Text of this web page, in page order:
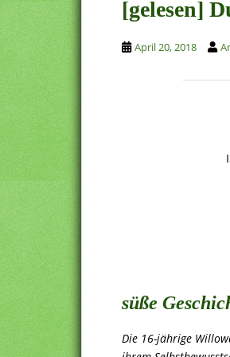
[gelesen]
April 20, 2018
süße
Die 16-jährige